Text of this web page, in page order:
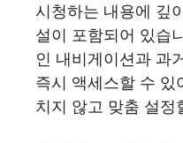
시청하는 내용에 깊
설이 포함되어 있습
인 내비게이션과 과
즉시 액세스할 수 있
치지 않고 맞춤 설정